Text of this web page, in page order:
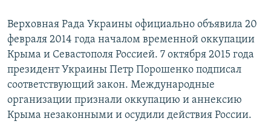
Верховная Рада Украины официально объявила 20
февраля 2014 года началом временной оккупации
Крыма и Севастополя Россией. 7 октября 2015 года
президент Украины Петр Порошенко подписал
соответствующий закон. Международные
организации признали оккупацию и аннексию
Крыма незаконными и осудили действия России.